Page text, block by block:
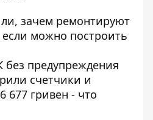
зачем ремонтируют
можно построить
без предупреждения
счетчики и
677 гривен - что